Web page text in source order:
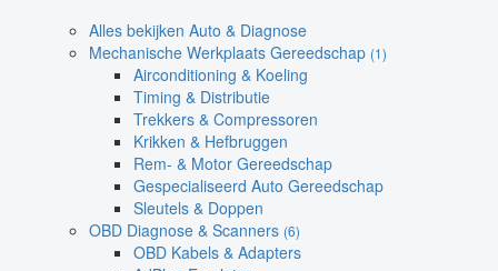
Alles bekijken Auto & Diagnose
Mechanische Werkplaats Gereedschap (1)
Airconditioning & Koeling
Timing & Distributie
Trekkers & Compressoren
Krikken & Hefbruggen
Rem- & Motor Gereedschap
Gespecialiseerd Auto Gereedschap
Sleutels & Doppen
OBD Diagnose & Scanners (6)
OBD Kabels & Adapters